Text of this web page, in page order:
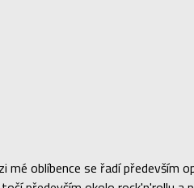
mé oblíbence se řadí